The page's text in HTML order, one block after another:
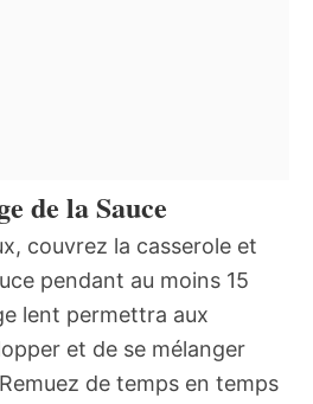
de la Sauce
couvrez la casserole et
pendant au moins 15
lent permettra aux
et de se mélanger
de temps en temps